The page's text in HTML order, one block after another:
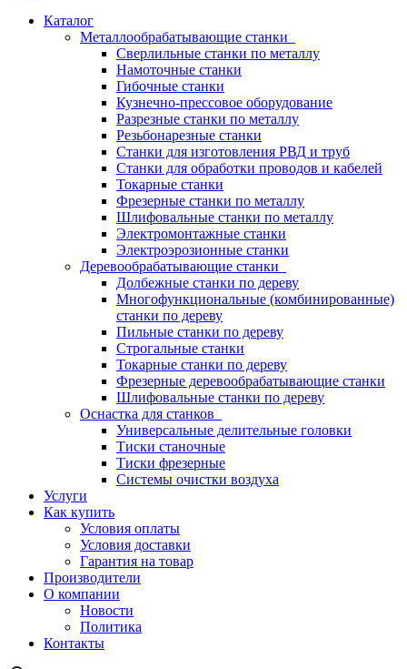
Каталог
Металлообрабатывающие станки
Сверлильные станки по металлу
Намоточные станки
Гибочные станки
Кузнечно-прессовое оборудование
Разрезные станки по металлу
Резьбонарезные станки
Станки для изготовления РВД и труб
Станки для обработки проводов и кабелей
Токарные станки
Фрезерные станки по металлу
Шлифовальные станки по металлу
Электромонтажные станки
Электроэрозионные станки
Деревообрабатывающие станки
Долбежные станки по дереву
Многофункциональные (комбинированные)
станки по дереву
Пильные станки по дереву
Строгальные станки
Токарные станки по дереву
Фрезерные деревообрабатывающие станки
Шлифовальные станки по дереву
Оснастка для станков
Универсальные делительные головки
Тиски станочные
Тиски фрезерные
Системы очистки воздуха
Услуги
Как купить
Условия оплаты
Условия доставки
Гарантия на товар
Производители
О компании
Новости
Политика
Контакты